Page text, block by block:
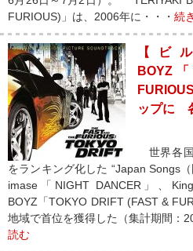
FURIOUS)」は、2006年に・・・ 続
【ビ
BOYZ
ップに
世界各
をランキング化した “Japan Songs
imase「NIGHT DANCER」、
BOYZ「TOKYO DRIFT (FAST &
地域で首位を獲得した（集計期間：
読む